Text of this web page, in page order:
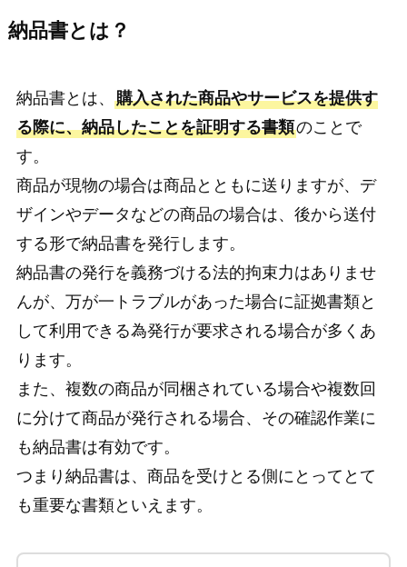
納品書とは？
納品書とは、 購入された商品やサービスを提供す
る際に、納品したことを証明する書類のことで
す。
商品が現物の場合は商品とともに送りますが、デ
ザインやデータなどの商品の場合は、後から送付
する形で納品書を発行します。
納品書の発行を義務づける法的拘束力はありませ
んが、万が一トラブルがあった場合に証拠書類と
して利用できる為発行が要求される場合が多くあ
ります。
また、複数の商品が同梱されている場合や複数回
に分けて商品が発行される場合、その確認作業に
も納品書は有効です。
つまり納品書は、商品を受けとる側にとってとて
も重要な書類といえます。